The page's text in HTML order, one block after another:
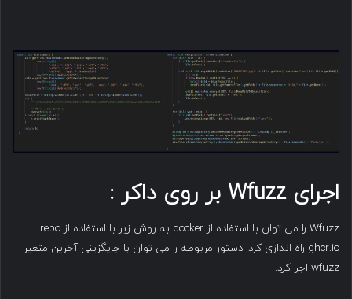
اجرایWfuzz بر روی داکر :‌
Wfuzz را می توان با استفاده از docker به روش زیر با استفاده از repo
ghcr.io راه اندازی کرد. دستور مربوطه را می توان با جایگزینی آخرین متغیر
wfuzz اجرا کرد.